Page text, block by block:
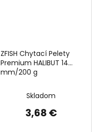
ZFISH Chytací Pelety
Premium HALIBUT 14
mm/200 g
Skladom
3,68 €